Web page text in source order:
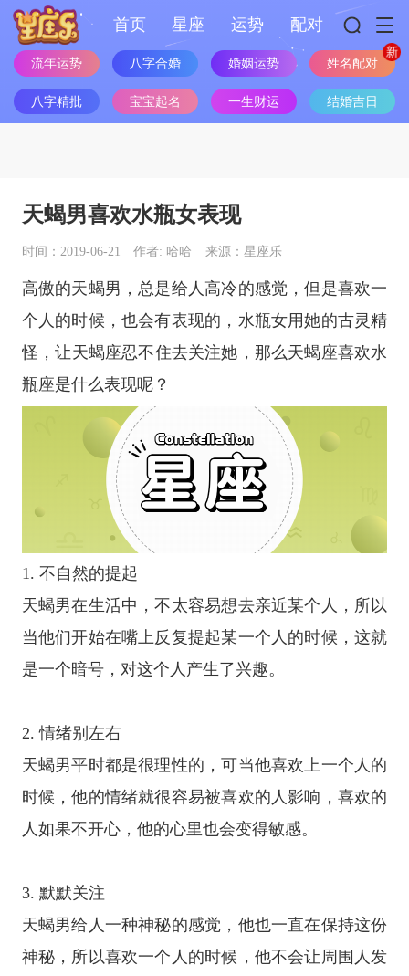
首页 星座 运势 配对
流年运势 八字合婚 婚姻运势 姓名配对
八字精批 宝宝起名 一生财运 结婚吉日
天蝎男喜欢水瓶女表现
时间：2019-06-21 作者: 哈哈 来源：星座乐
高傲的天蝎男，总是给人高冷的感觉，但是喜欢一
个人的时候，也会有表现的，水瓶女用她的古灵精
怪，让天蝎座忍不住去关注她，那么天蝎座喜欢水
瓶座是什么表现呢？
1. 不自然的提起
天蝎男在生活中，不太容易想去亲近某个人，所以
当他们开始在嘴上反复提起某一个人的时候，这就
是一个暗号，对这个人产生了兴趣。
2. 情绪别左右
天蝎男平时都是很理性的，可当他喜欢上一个人的
时候，他的情绪就很容易被喜欢的人影响，喜欢的
人如果不开心，他的心里也会变得敏感。
3. 默默关注
天蝎男给人一种神秘的感觉，他也一直在保持这份
神秘，所以喜欢一个人的时候，他不会让周围人发